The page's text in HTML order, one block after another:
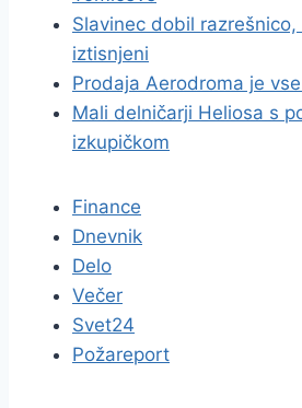
Slavinec dobil
iztisnjeni
Prodaja Aerodroma je
Mali delničarji Heliosa s
izkupičkom
Finance
Dnevnik
Delo
Večer
Svet24
Požareport